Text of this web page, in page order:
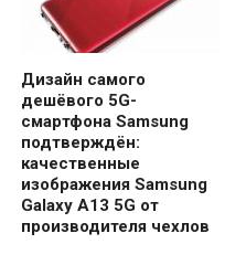
Дизайн самого
дешёвого 5G-
смартфона Samsung
подтверждён:
качественные
изображения Samsung
Galaxy A13 5G от
производителя чехлов